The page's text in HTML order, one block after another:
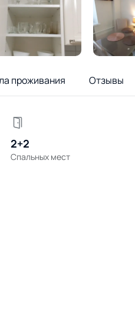
проживания Отзывы
2+2
Спальных мест